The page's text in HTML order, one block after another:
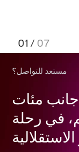
01 / 07
مستعد للتواصل؟
جانب مئات
في رحلة